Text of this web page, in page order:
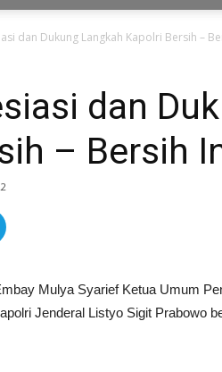
dan Dukung Langkah Kapolri Bersih –
dan
– Bersih
Mulya Syarief Ketua Umum
Jenderal Listyo Sigit Prabowo